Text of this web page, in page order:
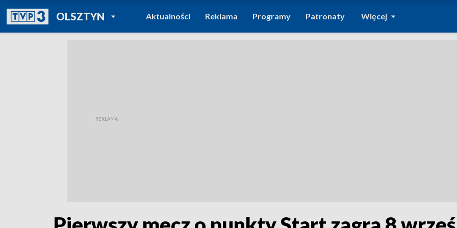
OLSZTYNPOWRÓT DO
TVP REGIONY
Aktualności Reklama Programy Patronaty Więcej